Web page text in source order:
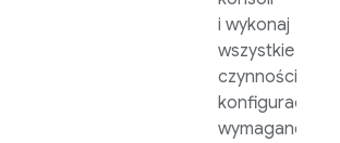
i wykonaj
wszystkie
czynności
konfiguracyjne
wymagane